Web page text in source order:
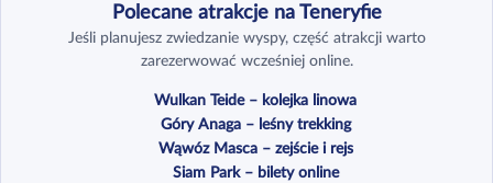
Polecane atrakcje na Teneryfie
Jeśli planujesz zwiedzanie wyspy, część atrakcji warto
zarezerwować wcześniej online.
Wulkan Teide – kolejka linowa
Góry Anaga – leśny trekking
Wąwóz Masca – zejście i rejs
Siam Park – bilety online